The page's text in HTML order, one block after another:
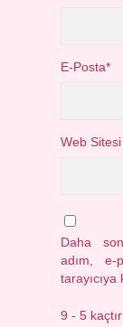
E-Posta*
Web Sitesi
Daha
adım,
9 - 5